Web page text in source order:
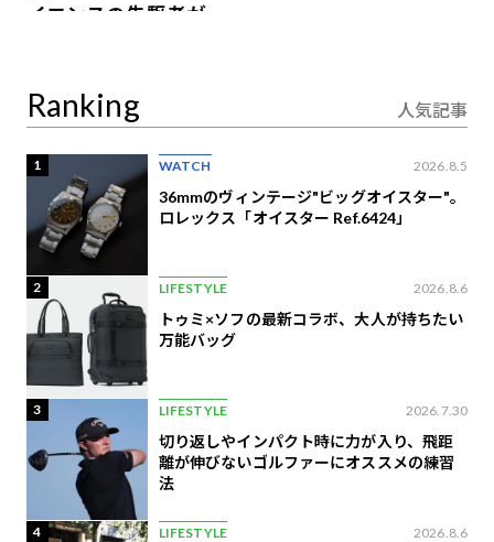
イエンスの先駆者が語
Ranking 人気記事
1 WATCH 2026.8.5
36mmのヴィンテージ"ビッグオイスター"。
ロレックス「オイスター Ref.6424」
2 LIFESTYLE 2026.8.6
トゥミ×ソフの最新コラボ、大人が持ちたい
万能バッグ
3 LIFESTYLE 2026.7.30
切り返しやインパクト時に力が入り、飛距
離が伸びないゴルファーにオススメの練習
法
4 LIFESTYLE 2026.8.6